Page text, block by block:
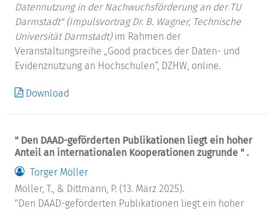
Datennutzung in der Nachwuchsförderung an der TU
Darmstadt" (Impulsvortrag Dr. B. Wagner, Technische
Universität Darmstadt)im Rahmen der
Veranstaltungsreihe „Good practices der Daten- und
Evidenznutzung an Hochschulen“, DZHW, online.
Download
" Den DAAD-geförderten Publikationen liegt ein hoher
Anteil an internationalen Kooperationen zugrunde " .
Torger Möller
Möller, T., & Dittmann, P. (13. März 2025).
"Den DAAD-geförderten Publikationen liegt ein hoher